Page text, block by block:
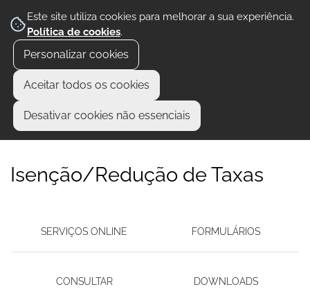
Este site utiliza cookies para melhorar a sua experiência.
Política de cookies.
Personalizar cookies
Aceitar todos os cookies
Desativar cookies não essenciais
Isenção/Redução de Taxas
SERVIÇOS ONLINE FORMULÁRIOS
CONSULTAR DOWNLOADS